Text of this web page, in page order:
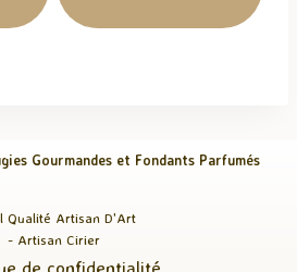
Gourmandes et Fondants Parfumés
Qualité Artisan D'Art
- Artisan Cirier